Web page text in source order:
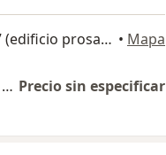
14 norte 571 oficina 207 (edificio prosalud), Viña del Mar • Mapa
Primera visita Medicina Interna Precio sin especificar